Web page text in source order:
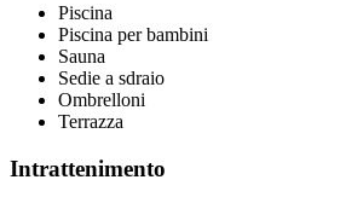
Piscina
Piscina per bambini
Sauna
Sedie a sdraio
Ombrelloni
Terrazza
Intrattenimento